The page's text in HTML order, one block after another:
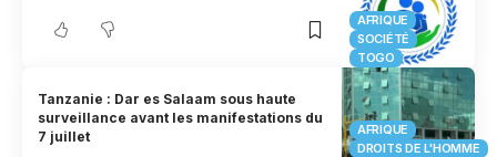
AFRIQUE
SOCIÉTÉ
TOGO
AFRIQUE
DROITS DE L'HOMME
Tanzanie : Dar es Salaam sous haute
surveillance avant les manifestations du
7 juillet